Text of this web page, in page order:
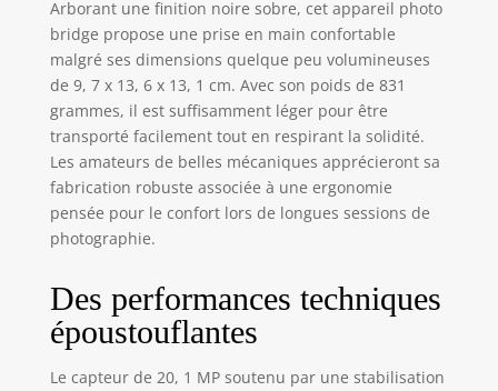
vidéo avec une
résolution 4K nette
pour capturer le
monde qui vous
entoure avec sa
beauté naturelle
Objectif LEICA de
qualité supérieure
: avec objectif F2.8-
4.0 pour des
zoom Un angle de
vision qui couvre le
grand angle de 25
téléobjectif de 400
Arborant une finition noire sobre, cet appareil photo
bridge propose une prise en main confortable
malgré ses dimensions quelque peu volumineuses
de 9, 7 x 13, 6 x 13, 1 cm. Avec son poids de 831
grammes, il est suffisamment léger pour être
transporté facilement tout en respirant la solidité.
Les amateurs de belles mécaniques apprécieront sa
fabrication robuste associée à une ergonomie
pensée pour le confort lors de longues sessions de
photographie.
Des performances techniques
époustouflantes
Le capteur de 20, 1 MP soutenu par une stabilisation